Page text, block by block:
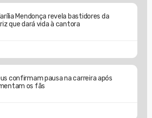
Mendonça revela bastidores da
que dará vida à cantora
confirmam pausa na carreira após
os fãs